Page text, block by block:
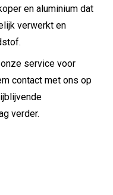
en aluminium dat
verwerkt en
service voor
contact met ons op
verder.